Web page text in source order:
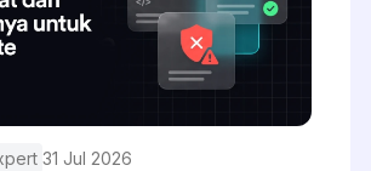
31 Jul 2026